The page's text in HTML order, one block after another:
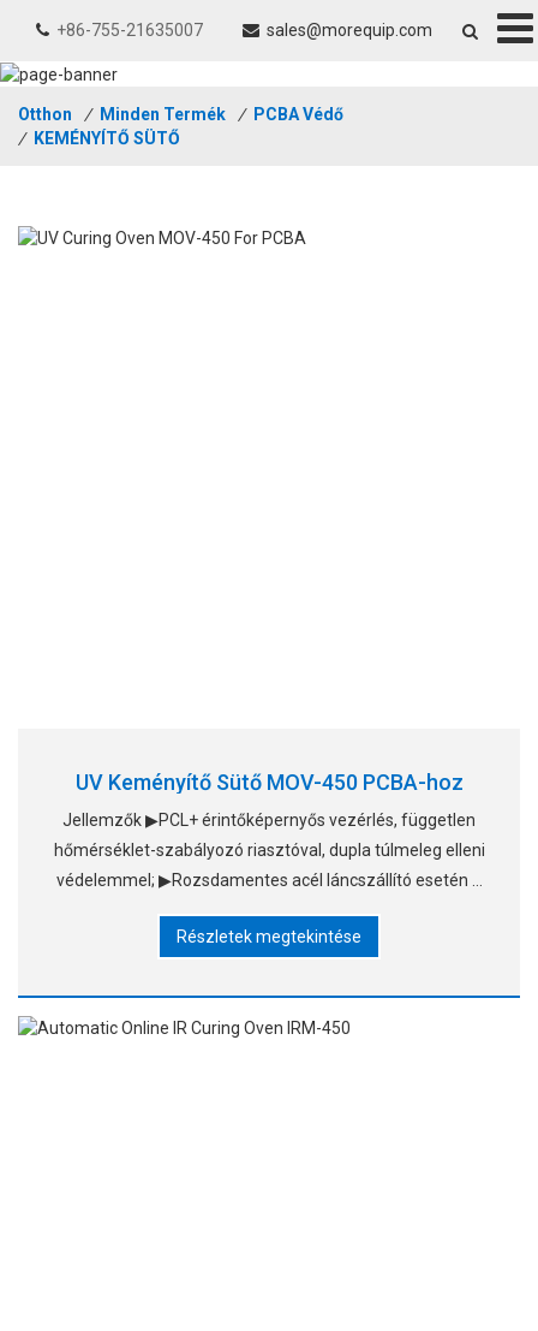
+86-755-21635007 sales@morequip.com
Otthon / Minden Termék /
PCBA Védő
/
KEMÉNYÍTŐ SÜTŐ
UV Keményítő Sütő MOV-450 PCBA-hoz
Jellemzők ▶PCL+ érintőképernyős vezérlés, független
hőmérséklet-szabályozó riasztóval, dupla túlmeleg elleni
védelemmel; ▶Rozsdamentes acél láncszállító esetén a
Részletek megtekintése